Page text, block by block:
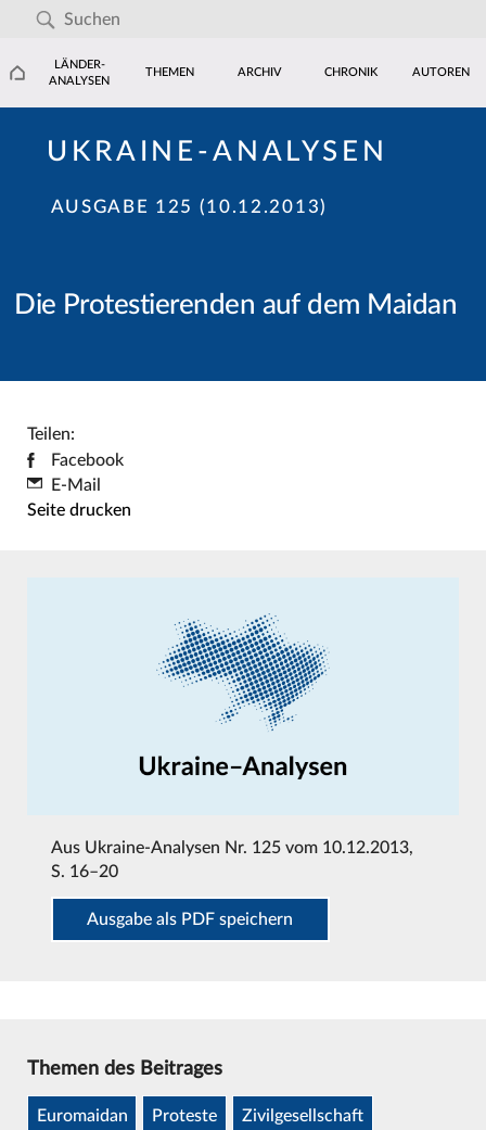
LÄNDER-
ANALYSEN
THEMEN ARCHIV CHRONIK AUTOREN
UKRAINE-ANALYSEN
AUSGABE 125 (10.12.2013)
Die Protestierenden auf dem Maidan
Teilen:
Facebook
E-Mail
Seite drucken
Aus Ukraine-Analysen Nr. 125 vom 10.12.2013,
S. 16–20
Ausgabe als PDF speichern
Themen des Beitrages
Euromaidan Proteste Zivilgesellschaft